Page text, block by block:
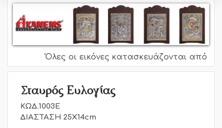
Όλες οι εικόνες κατασκευάζονται από
Σταυρός Ευλογίας
ΚΩΔ.1003Ε
ΔΙΑΣΤΑΣΗ 25Χ14cm